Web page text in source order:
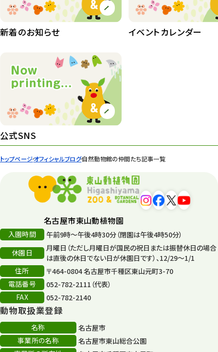
トップページオフィシャルブログ自然動物館の仲間たち記事一覧
植物たち 407
植物園長の庭
桜情報
紅葉情報
ズーボ
イベント
平和公園
森のとこやさん
再生
再生フォーラム
80周年
その他
新着のお知らせ イベントカレンダー
公式SNS
名古屋市東山動植物園
入園時間
午前9時～午後4時30分（閉園は午後4時50分）
休園日
月曜日（ただし月曜日が国民の祝日または振替休日の場合
は直後の休日でない日が休園日です）、12/29～1/1
住所
〒464-0804 名古屋市千種区東山元町3-70
電話番号
052-782-2111（代表）
FAX
052-782-2140
動物取扱業登録
名称
名古屋市
事業所の名称
名古屋市東山総合公園